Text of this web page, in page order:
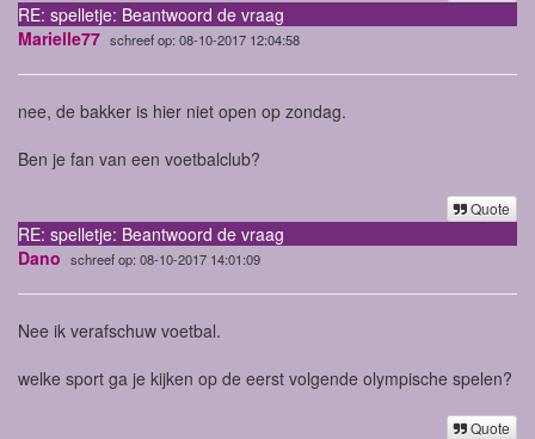
RE: spelletje: Beantwoord de vraag
Marielle77 schreef op: 08-10-2017 12:04:58
nee, de bakker is hier niet open op zondag.
Ben je fan van een voetbalclub?
Quote
RE: spelletje: Beantwoord de vraag
Dano schreef op: 08-10-2017 14:01:09
Nee ik verafschuw voetbal.
welke sport ga je kijken op de eerst volgende olympische spelen?
Quote